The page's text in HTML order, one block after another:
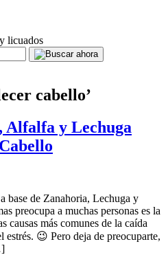
licuados
cabello’
Alfalfa y Lechuga
base de Zanahoria, Lechuga y
preocupa a muchas personas es la
causas más comunes de la caída
estrés. 😉 Pero deja de preocuparte,